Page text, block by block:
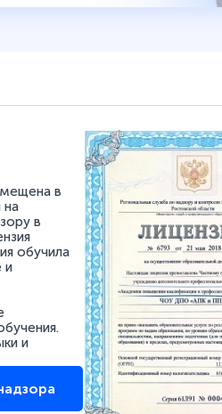
в
на
в
обучила
и
и